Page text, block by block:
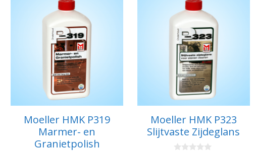
Moeller HMK P319
Marmer- en
Granietpolish
Moeller HMK P323
Slijtvaste Zijdeglans